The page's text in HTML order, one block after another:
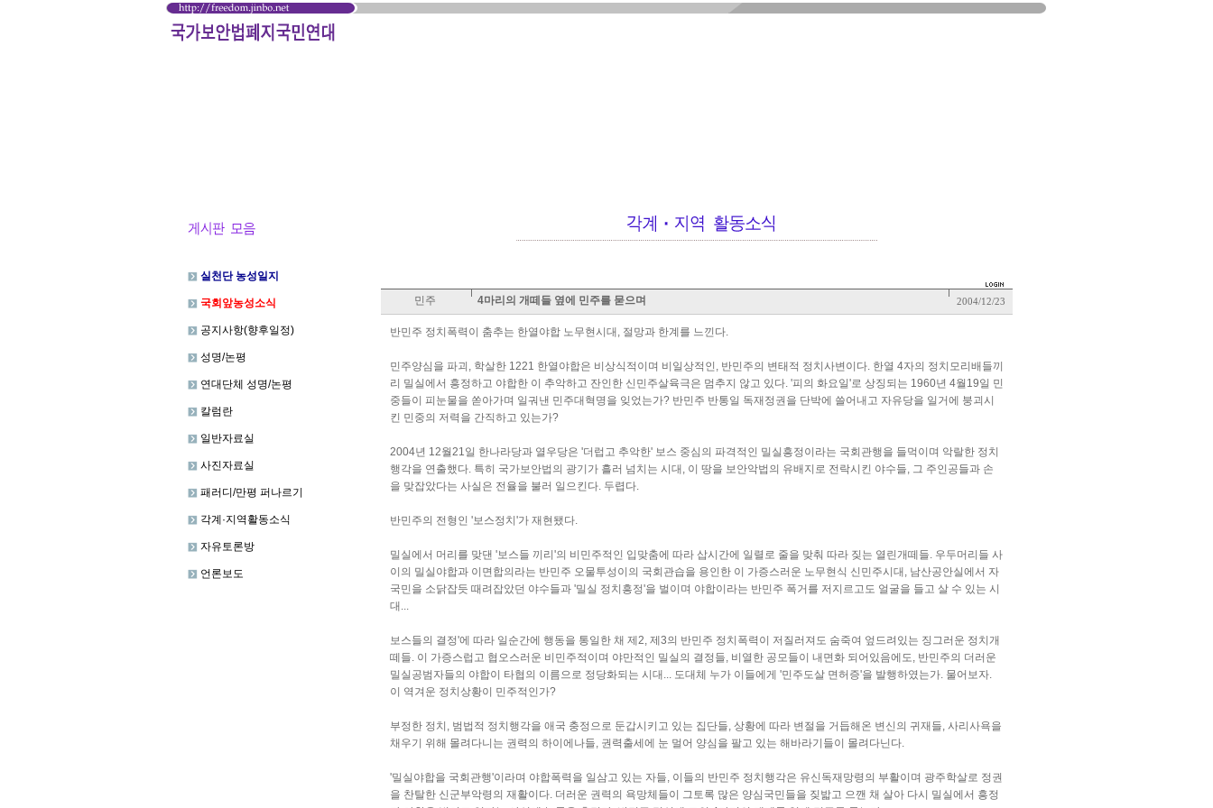
실천단 농성일지
국회앞농성소식
공지사항(향후일정)
성명/논평
연대단체 성명/논평
칼럼란
일반자료실
사진자료실
패러디/만평 퍼나르기
각계·지역활동소식
자유토론방
언론보도
민주 4마리의 개떼들 옆에 민주를 묻으며 2004/12/23
반민주 정치폭력이 춤추는 한열야합 노무현시대, 절망과 한계를 느낀다.
민주양심을 파괴, 학살한 1221 한열야합은 비상식적이며 비일상적인, 반민주의 변태적 정치사변이다. 한열 4자의 정치모리배들끼
리 밀실에서 흥정하고 야합한 이 추악하고 잔인한 신민주살육극은 멈추지 않고 있다. '피의 화요일'로 상징되는 1960년 4월19일 민
중들이 피눈물을 쏟아가며 일궈낸 민주대혁명을 잊었는가? 반민주 반통일 독재정권을 단박에 쓸어내고 자유당을 일거에 붕괴시
킨 민중의 저력을 간직하고 있는가?
2004년 12월21일 한나라당과 열우당은 '더럽고 추악한' 보스 중심의 파격적인 밀실흥정이라는 국회관행을 들먹이며 악랄한 정치
행각을 연출했다. 특히 국가보안법의 광기가 흘러 넘치는 시대, 이 땅을 보안악법의 유배지로 전락시킨 야수들, 그 주인공들과 손
을 맞잡았다는 사실은 전율을 불러 일으킨다. 두렵다.
반민주의 전형인 '보스정치'가 재현됐다.
밀실에서 머리를 맞댄 '보스들 끼리'의 비민주적인 입맞춤에 따라 삽시간에 일렬로 줄을 맞춰 따라 짖는 열린개떼들. 우두머리들 사
이의 밀실야합과 이면합의라는 반민주 오물투성이의 국회관습을 용인한 이 가증스러운 노무현식 신민주시대, 남산공안실에서 자
국민을 소닭잡듯 때려잡았던 야수들과 '밀실 정치흥정'을 벌이며 야합이라는 반민주 폭거를 저지르고도 얼굴을 들고 살 수 있는 시
대...
보스들의 결정'에 따라 일순간에 행동을 통일한 채 제2, 제3의 반민주 정치폭력이 저질러져도 숨죽여 엎드려있는 징그러운 정치개
떼들. 이 가증스럽고 협오스러운 비민주적이며 야만적인 밀실의 결정들, 비열한 공모들이 내면화 되어있음에도, 반민주의 더러운
밀실공범자들의 야합이 타협의 이름으로 정당화되는 시대... 도대체 누가 이들에게 '민주도살 면허증'을 발행하였는가. 물어보자.
이 역겨운 정치상황이 민주적인가?
부정한 정치, 범법적 정치행각을 애국 충정으로 둔갑시키고 있는 집단들, 상황에 따라 변절을 거듭해온 변신의 귀재들, 사리사욕을
채우기 위해 몰려다니는 권력의 하이에나들, 권력출세에 눈 멀어 양심을 팔고 있는 해바라기들이 몰려다닌다.
'밀실야합을 국회관행'이라며 야합폭력을 일삼고 있는 자들, 이들의 반민주 정치행각은 유신독재망령의 부활이며 광주학살로 정권
을 찬탈한 신군부악령의 재활이다. 더러운 권력의 욕망체들이 그토록 많은 양심국민들을 짖밟고 으깬 채 살아 다시 밀실에서 흥정